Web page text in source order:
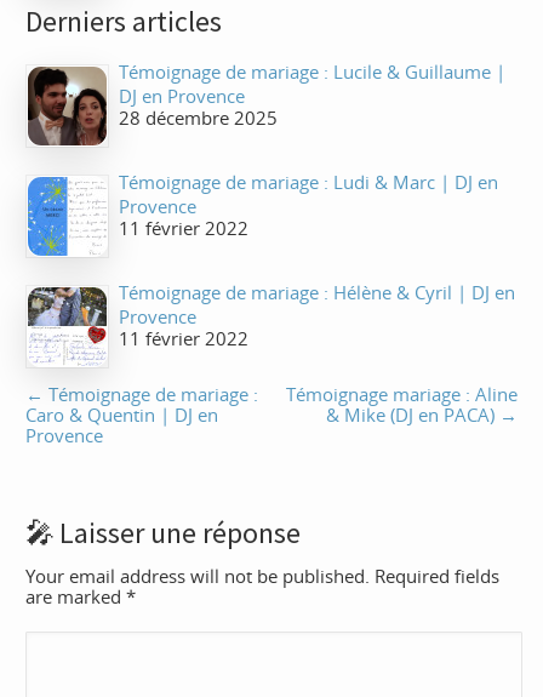
Derniers articles
Témoignage de mariage : Lucile & Guillaume |
DJ en Provence
28 décembre 2025
Témoignage de mariage : Ludi & Marc | DJ en
Provence
11 février 2022
Témoignage de mariage : Hélène & Cyril | DJ en
Provence
11 février 2022
← Témoignage de mariage :
Caro & Quentin | DJ en
Provence
Témoignage mariage : Aline
& Mike (DJ en PACA) →
Laisser une réponse
Your email address will not be published. Required fields
are marked*